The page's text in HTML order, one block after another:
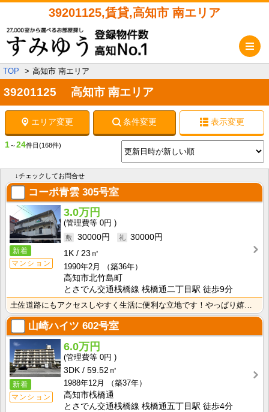
39201125,賃貸,高知市 南エリア
TOP 高知市 南エリア
39201125 高知市 南エリア
エリア変更 条件変更 表示変更
1～24件目 (168件)
↓チェックしてお問合せ
コーポ青雲 305号室
新着
マンション
3.0万円
0円
30000円
30000円
1K
23㎡
1990年2月
（築36年）
高知市北竹島町
とさでん交通桟橋線 桟橋通二丁目駅 徒歩9分
土佐道路にもアクセスしやすく生活に便利な立地です！やっぱり嬉しいバス・トイレセパレート！周辺にスーパ･･･
山崎ハイツ 602号室
新着
マンション
6.0万円
0円
3DK
59.52㎡
1988年12月
（築37年）
高知市桟橋通
とさでん交通桟橋線 桟橋通五丁目駅 徒歩4分